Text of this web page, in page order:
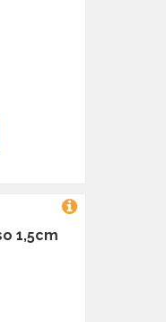
1,5cm